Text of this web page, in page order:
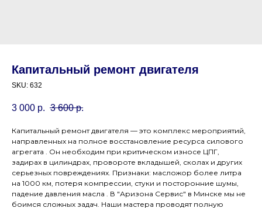
Капитальный ремонт двигателя
SKU: 632
3 000 р. 3 600 р.
Капитальный ремонт двигателя — это комплекс мероприятий,
направленных на полное восстановление ресурса силового
агрегата . Он необходим при критическом износе ЦПГ,
задирах в цилиндрах, провороте вкладышей, сколах и других
серьезных повреждениях. Признаки: масложор более литра
на 1000 км, потеря компрессии, стуки и посторонние шумы,
падение давления масла . В "Аризона Сервис" в Минске мы не
боимся сложных задач. Наши мастера проводят полную